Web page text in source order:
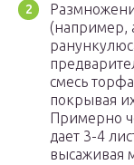
(например,
смесь
покрывая
Примерно
дает 3-4
высаживая